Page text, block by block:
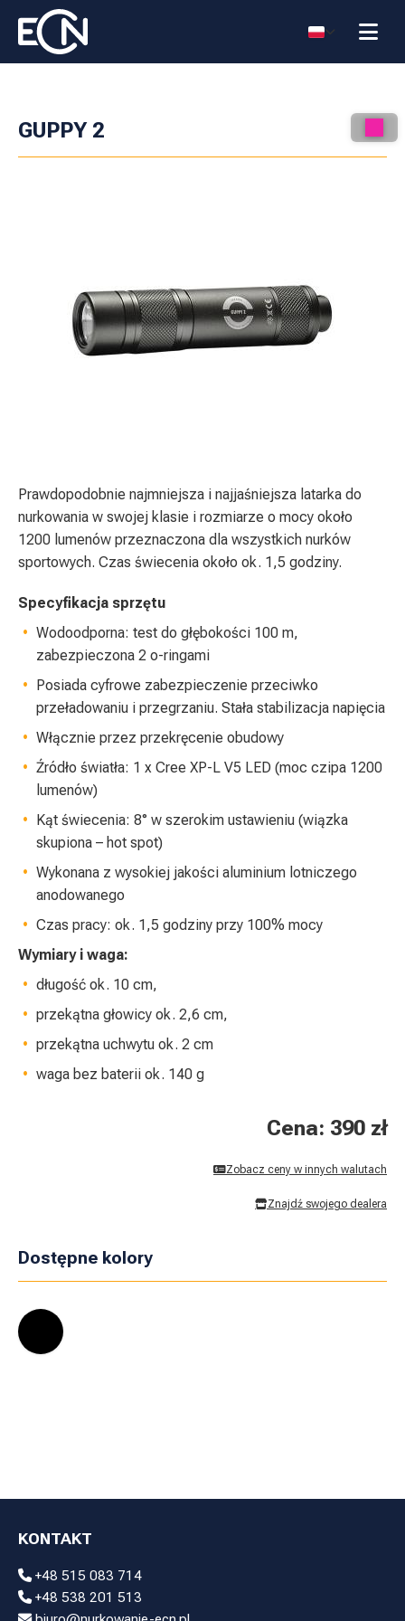
GUPPY 2
Prawdopodobnie najmniejsza i najjaśniejsza latarka do
nurkowania w swojej klasie i rozmiarze o mocy około
1200 lumenów przeznaczona dla wszystkich nurków
sportowych. Czas świecenia około ok. 1,5 godziny.
Specyfikacja sprzętu
Wodoodporna: test do głębokości 100 m,
zabezpieczona 2 o-ringami
Posiada cyfrowe zabezpieczenie przeciwko
przeładowaniu i przegrzaniu. Stała stabilizacja napięcia
Włącznie przez przekręcenie obudowy
Źródło światła: 1 x Cree XP-L V5 LED (moc czipa 1200
lumenów)
Kąt świecenia: 8° w szerokim ustawieniu (wiązka
skupiona – hot spot)
Wykonana z wysokiej jakości aluminium lotniczego
anodowanego
Czas pracy: ok. 1,5 godziny przy 100% mocy
Wymiary i waga:
długość ok. 10 cm,
przekątna głowicy ok. 2,6 cm,
przekątna uchwytu ok. 2 cm
waga bez baterii ok. 140 g
Cena: 390 zł
Zobacz ceny w innych walutach
Znajdź swojego dealera
Dostępne kolory
KONTAKT
+48 515 083 714
+48 538 201 513